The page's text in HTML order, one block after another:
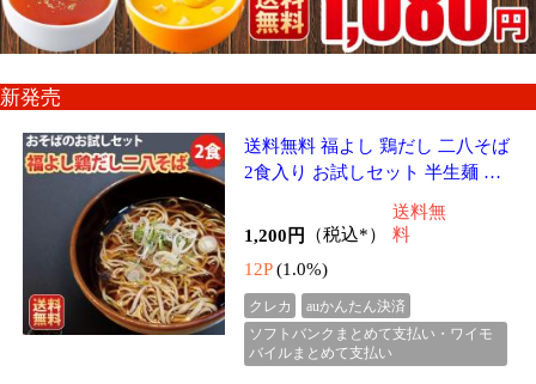
12P (1.0%)
クレカ
auかんたん決済
バイルまとめて支払い
当店売れ筋！人気商品大集合！